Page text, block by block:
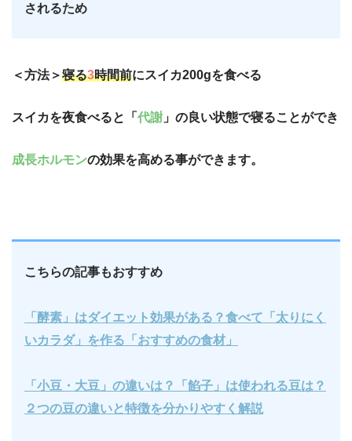
されるため
＜方法＞寝る3時間前にスイカ200gを食べる
スイカを夜食べると「 代謝 」の良い状態で寝ることができ
成長ホルモンの効果を高める事ができます。
こちらの記事もおすすめ
「酵素」はダイエット効果がある？食べて「太りにく
いカラダ」を作る「おすすめの食材」
「小豆・大豆」の違いは？「餡子」は使われる豆は？
２つの豆の違いと特徴を分かりやすく解説